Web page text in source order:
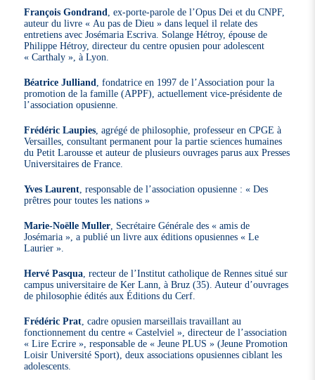
François Gondrand , ex-porte-parole de l’Opus Dei et du CNPF,
auteur du livre « Au pas de Dieu » dans lequel il relate des
entretiens avec Josémaria Escriva. Solange Hétroy, épouse de
Philippe Hétroy, directeur du centre opusien pour adolescent
« Carthaly », à Lyon.
Béatrice Julliand , fondatrice en 1997 de l’Association pour la
promotion de la famille (APPF), actuellement vice-présidente de
l’association opusienne.
Frédéric Laupies , agrégé de philosophie, professeur en CPGE à
Versailles, consultant permanent pour la partie sciences humaines
du Petit Larousse et auteur de plusieurs ouvrages parus aux Presses
Universitaires de France.
Yves Laurent , responsable de l’association opusienne : « Des
prêtres pour toutes les nations »
Marie-Noëlle Muller , Secrétaire Générale des « amis de
Josémaria », a publié un livre aux éditions opusiennes « Le
Laurier ».
Hervé Pasqua , recteur de l’Institut catholique de Rennes situé sur
campus universitaire de Ker Lann, à Bruz (35). Auteur d’ouvrages
de philosophie édités aux Éditions du Cerf.
Frédéric Prat , cadre opusien marseillais travaillant au
fonctionnement du centre « Castelviel », directeur de l’association
« Lire Ecrire », responsable de « Jeune PLUS » (Jeune Promotion
Loisir Université Sport), deux associations opusiennes ciblant les
adolescents.